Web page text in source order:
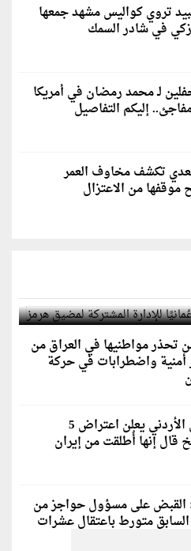
تروي كواليس مشهد جمعها
في شادر السمك
لـ محمد رمضان في أمريكا
إليكم التفاصيل
تكشف مخاوف العمر
من الاعتزال
للإدارة المشتركة
تحذر مواطنيها في العراق من
واضطرابات في حركة
الجيش الأردني يعلن اعتراض 5
قال إنها أُطلقت من إيران
القبض على مسؤول حواجز من
السابق متورط باعتقال عشرات